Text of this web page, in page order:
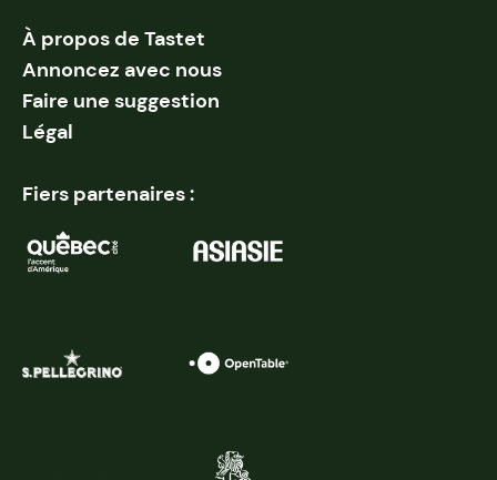
À propos de Tastet
Annoncez avec nous
Faire une suggestion
Légal
Fiers partenaires :